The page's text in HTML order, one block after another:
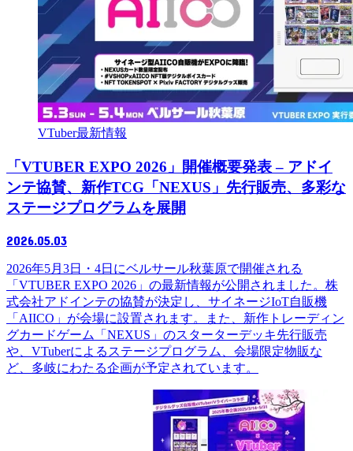
VTuber最新情報
「VTUBER EXPO 2026」開催概要発表 – アドイ
ンテ協賛、新作TCG「NEXUS」先行販売、多彩な
ステージプログラムを展開
2026.05.03
2026年5月3日・4日にベルサール秋葉原で開催される
「VTUBER EXPO 2026」の最新情報が公開されました。株
式会社アドインテの協賛が決定し、サイネージIoT自販機
「AIICO」が会場に設置されます。また、新作トレーディン
グカードゲーム「NEXUS」のスターターデッキ先行販売
や、VTuberによるステージプログラム、会場限定物販な
ど、多岐にわたる企画が予定されています。